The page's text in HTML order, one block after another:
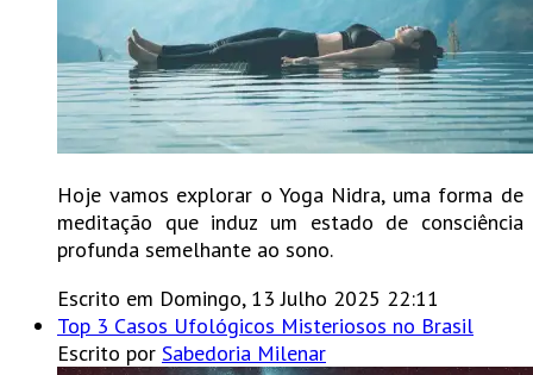
Hoje vamos explorar o Yoga Nidra, uma forma de
meditação que induz um estado de consciência
profunda semelhante ao sono.
Escrito em Domingo, 13 Julho 2025 22:11
Top 3 Casos Ufológicos Misteriosos no Brasil
Escrito por Sabedoria Milenar